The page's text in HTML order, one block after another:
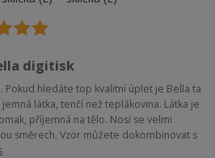
digitisk
Pokud hledáte top kvalitní úplet je Bella ta
látka, tenčí než teplákovina. Látka je
příjemná na tělo. Nosí se velmi
směrech. Vzor můžete dokombinovat s